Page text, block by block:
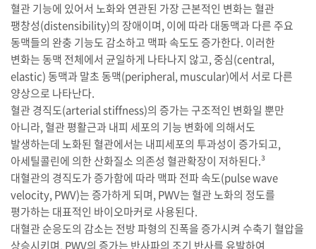
혈관 기능에 있어서 노화와 연관된 가장 근본적인 변화는 혈관
팽창성(distensibility)의 장애이며, 이에 따라 대동맥과 다른 주요
동맥들의 완충 기능도 감소하고 맥파 속도도 증가한다. 이러한
변화는 동맥 전체에서 균일하게 나타나지 않고, 중심(central,
elastic) 동맥과 말초 동맥(peripheral, muscular)에서 서로 다른
양상으로 나타난다.
혈관 경직도(arterial stiffness)의 증가는 구조적인 변화일 뿐만
아니라, 혈관 평활근과 내피 세포의 기능 변화에 의해서도
발생하는데 노화된 혈관에서는 내피세포의 투과성이 증가되고,
아세틸콜린에 의한 산화질소 의존성 혈관확장이 저하된다.³
대혈관의 경직도가 증가함에 따라 맥파 전파 속도(pulse wave
velocity, PWV)는 증가하게 되며, PWV는 혈관 노화의 정도를
평가하는 대표적인 바이오마커로 사용된다.
대혈관 순응도의 감소는 전방 파형의 진폭을 증가시켜 수축기 혈압을
상승시키며, PWV의 증가는 반사파의 조기 반사를 유발하여